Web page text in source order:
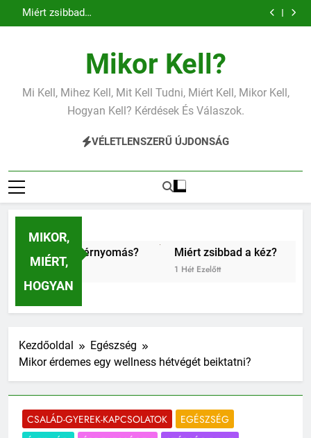
Ugrás
a
Miért fáj a váll?
Miért zsibbad a kéz?
Mit jelent az alacsony vas?
Miért fáj a váll?
Mit jelent az alacsony vérnyomás?
Miért zsibbad a kéz?
Mikor Kell?
Mi Kell, Mihez Kell, Mit Kell Tudni, Miért Kell, Mikor Kell,
Hogyan Kell? Kérdések És Válaszok.
VÉLETLENSZERŰ ÚJDONSÁG
MIKOR,
MIÉRT,
HOGYAN
vérnyomás? Miért zsibbad a kéz?
1 Hét Ezelőtt
Kezdőoldal
Egészség
Mikor érdemes egy wellness hétvégét beiktatni?
CSALÁD-GYEREK-KAPCSOLATOK
EGÉSZSÉG